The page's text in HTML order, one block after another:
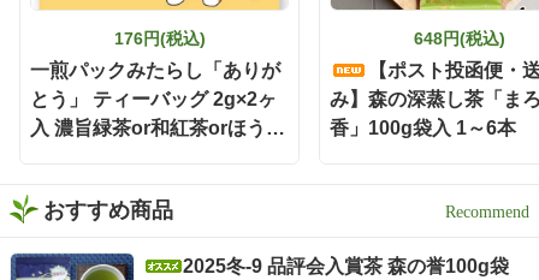
176円(税込)
一煎パックみたらし「ありが
とう」 ティーバッグ 2g×2ヶ
入 濃旨緑茶or和紅茶orほうじ
648円(税込)
【ポスト投函便・
み】森の深蒸し茶「ま
香」100g袋入 1～6本
おすすめ商品
2025冬-9 品評会入賞茶 森の誉100g袋